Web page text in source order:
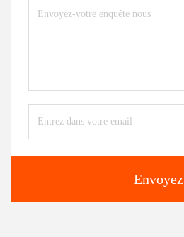
Envoyez